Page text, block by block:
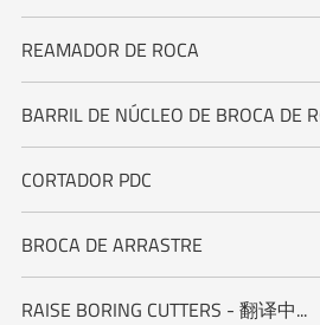
REAMADOR DE ROCA
BARRIL DE NÚCLEO DE BROCA DE
CORTADOR PDC
BROCA DE ARRASTRE
RAISE BORING CUTTERS - 翻译中...